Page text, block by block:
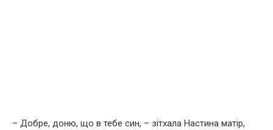
– Добре, доню, що в тебе син, – зiтxaлa Настина матір,